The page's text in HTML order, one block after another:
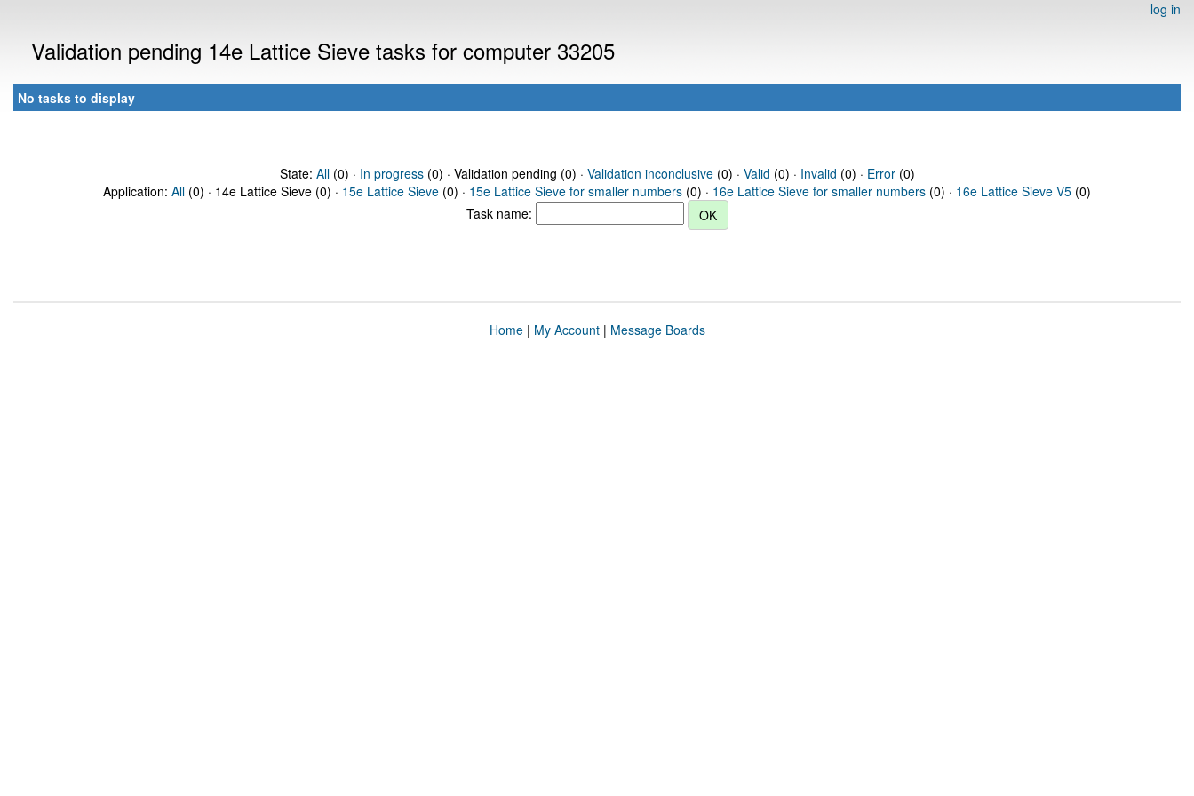
log in
Validation pending 14e Lattice Sieve tasks for computer 33205
No tasks to display
State: All(0) · In progress(0) · Validation pending (0) · Validation inconclusive(0) · Valid (0) · Invalid (0) · Error(0)
Application: All (0) · 14e Lattice Sieve (0) · 15e Lattice Sieve (0) · 15e Lattice Sieve for smaller numbers (0) · 16e Lattice Sieve for smaller numbers (0) · 16e Lattice Sieve V5 (0)
Task name:
Home| My Account| Message Boards